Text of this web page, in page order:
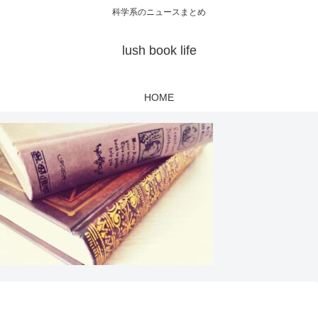
科学系のニュースまとめ
lush book life
HOME